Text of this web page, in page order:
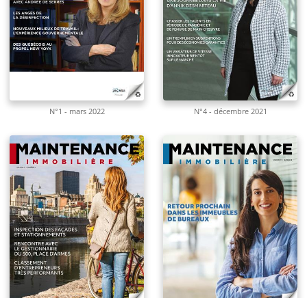
N°1 - mars 2022 N°4 - décembre 2021